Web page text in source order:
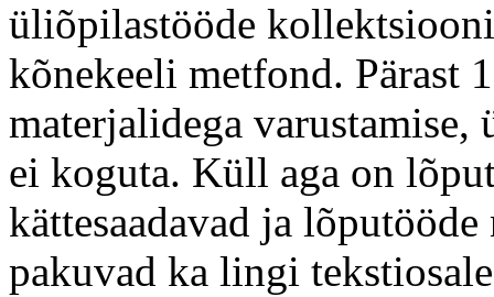
üliõpilastööde
kõnekeeli metfond. Pärast
materjalidega varustamise,
ei koguta. Küll aga on
kättesaadavad ja
pakuvad ka lingi